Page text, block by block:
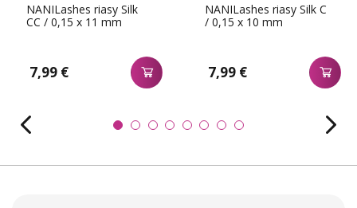
NANILashes riasy Silk
CC / 0,15 x 11 mm
7,99 €
NANILashes riasy Silk C
/ 0,15 x 10 mm
7,99 €